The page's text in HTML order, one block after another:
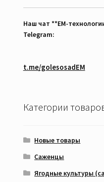
Наш чат **EM-
Telegram:
t.me/golesosadEM
Категории
Новые товары
Саженцы
Ягодные культуры